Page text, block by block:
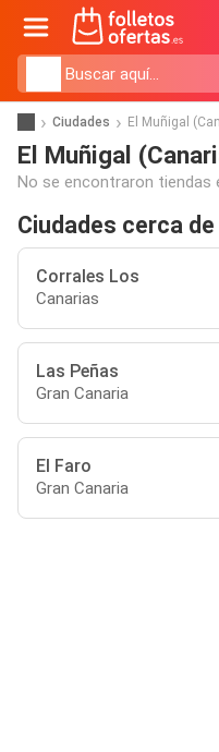
Ciudades El Muñigal
El Muñigal
No se encontraron tiendas
Ciudades cerca
Corrales Los
Canarias
Las Peñas
Gran Canaria
El Faro
Gran Canaria